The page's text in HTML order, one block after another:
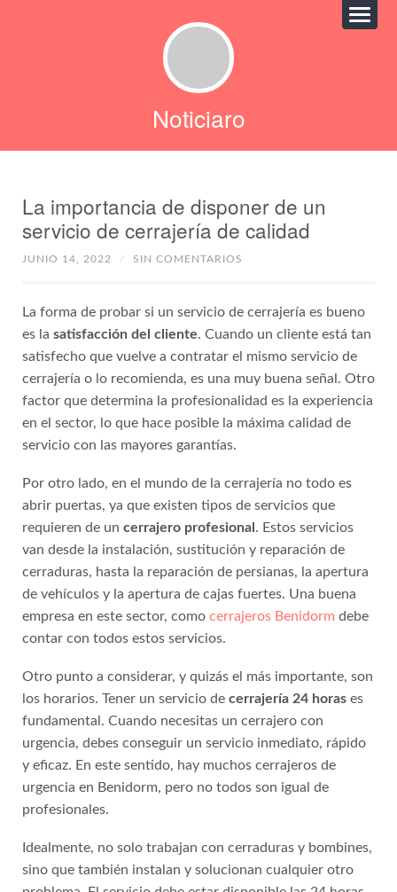
Noticiaro
La importancia de disponer de un
servicio de cerrajería de calidad
JUNIO 14, 2022 / SIN COMENTARIOS
La forma de probar si un servicio de cerrajería es bueno
es la satisfacción del cliente. Cuando un cliente está tan
satisfecho que vuelve a contratar el mismo servicio de
cerrajería o lo recomienda, es una muy buena señal. Otro
factor que determina la profesionalidad es la experiencia
en el sector, lo que hace posible la máxima calidad de
servicio con las mayores garantías.
Por otro lado, en el mundo de la cerrajería no todo es
abrir puertas, ya que existen tipos de servicios que
requieren de un cerrajero profesional. Estos servicios
van desde la instalación, sustitución y reparación de
cerraduras, hasta la reparación de persianas, la apertura
de vehículos y la apertura de cajas fuertes. Una buena
empresa en este sector, como cerrajeros Benidorm debe
contar con todos estos servicios.
Otro punto a considerar, y quizás el más importante, son
los horarios. Tener un servicio de cerrajería 24 horases
fundamental. Cuando necesitas un cerrajero con
urgencia, debes conseguir un servicio inmediato, rápido
y eficaz. En este sentido, hay muchos cerrajeros de
urgencia en Benidorm, pero no todos son igual de
profesionales.
Idealmente, no solo trabajan con cerraduras y bombines,
sino que también instalan y solucionan cualquier otro